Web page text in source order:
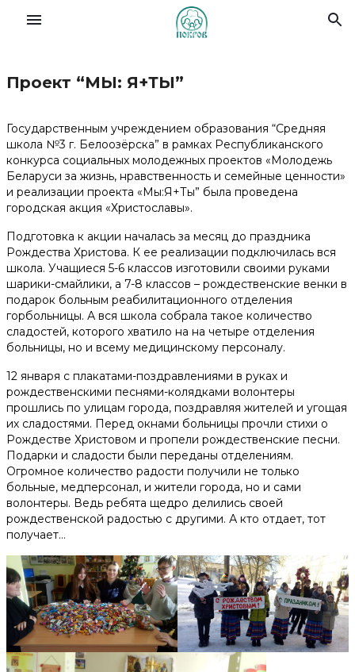
О Фонде
Деятельность
Новости
Материалы
Помочь делом
Помочь деньгами
Телефоны доверия для будущих мам:
+375 44 770 80 20
Наши соц. сети
Проект “МЫ: Я+ТЫ”
Государственным учреждением образования “Средняя
школа №3 г. Белоозёрска” в рамках Республиканского
конкурса социальных молодежных проектов «Молодежь
Беларуси за жизнь, нравственность и семейные ценности»
и реализации проекта «Мы:Я+Ты” была проведена
городская акция «Христославы».
Подготовка к акции началась за месяц до праздника
Рождества Христова. К ее реализации подключилась вся
школа. Учащиеся 5-6 классов изготовили своими руками
шарики-смайлики, а 7-8 классов – рождественские венки в
подарок больным реабилитационного отделения
горбольницы. А вся школа собрала такое количество
сладостей, которого хватило на на четыре отделения
больницы, но и всему медицинскому персоналу.
12 января с плакатами-поздравлениями в руках и
рождественскими песнями-колядками волонтеры
прошлись по улицам города, поздравляя жителей и угощая
их сладостями. Перед окнами больницы прочли стихи о
Рождестве Христовом и пропели рождественские песни.
Подарки и сладости были переданы отделениям.
Огромное количество радости получили не только
больные, медперсонал, и жители города, но и сами
волонтеры. Ведь ребята щедро делились своей
рождественской радостью с другими. А кто отдает, тот
получает…